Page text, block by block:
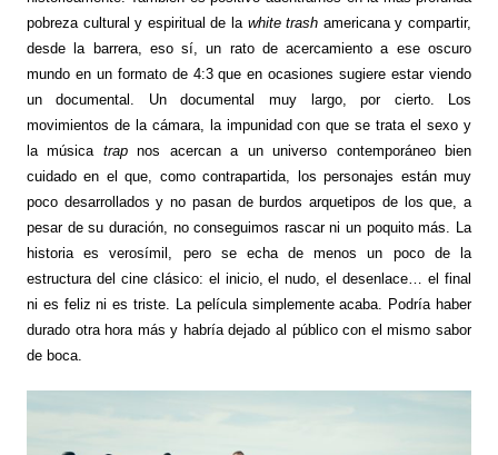
pobreza cultural y espiritual de la white trash americana y compartir,
desde la barrera, eso sí, un rato de acercamiento a ese oscuro
mundo en un formato de 4:3 que en ocasiones sugiere estar viendo
un documental. Un documental muy largo, por cierto. Los
movimientos de la cámara, la impunidad con que se trata el sexo y
la música trapnos acercan a un universo contemporáneo bien
cuidado en el que, como contrapartida, los personajes están muy
poco desarrollados y no pasan de burdos arquetipos de los que, a
pesar de su duración, no conseguimos rascar ni un poquito más. La
historia es verosímil, pero se echa de menos un poco de la
estructura del cine clásico: el inicio, el nudo, el desenlace… el final
ni es feliz ni es triste. La película simplemente acaba. Podría haber
durado otra hora más y habría dejado al público con el mismo sabor
de boca.